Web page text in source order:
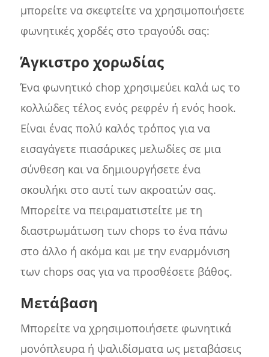
μπορείτε να σκεφτείτε να χρησιμοποιήσετε
φωνητικές χορδές στο τραγούδι σας:
Άγκιστρο χορωδίας
Ένα φωνητικό chop χρησιμεύει καλά ως το
κολλώδες τέλος ενός ρεφρέν ή ενός hook.
Είναι ένας πολύ καλός τρόπος για να
εισαγάγετε πιασάρικες μελωδίες σε μια
σύνθεση και να δημιουργήσετε ένα
σκουλήκι στο αυτί των ακροατών σας.
Μπορείτε να πειραματιστείτε με τη
διαστρωμάτωση των chops το ένα πάνω
στο άλλο ή ακόμα και με την εναρμόνιση
των chops σας για να προσθέσετε βάθος.
Μετάβαση
Μπορείτε να χρησιμοποιήσετε φωνητικά
μονόπλευρα ή ψαλιδίσματα ως μεταβάσεις